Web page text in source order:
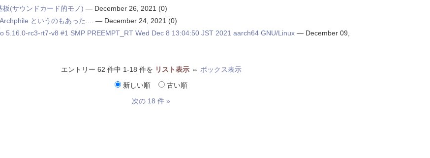
板(サウンドカード的モノ) — December 26, 2021 (0)
というのもあった.... — December 24, 2021 (0)
5.16.0-rc3-rt7-v8 #1 SMP PREEMPT_RT Wed Dec 8 13:04:50 JST 2021 aarch64 GNU/Linux— December 09,
エントリー 62 件中 1-18 件を リスト表示⇔ ボックス表示
新しい順
古い順
次の 18 件 »